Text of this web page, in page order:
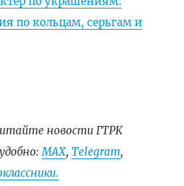
по кольцам, серьгам и
новости ГТРК
МАХ, Telegram,